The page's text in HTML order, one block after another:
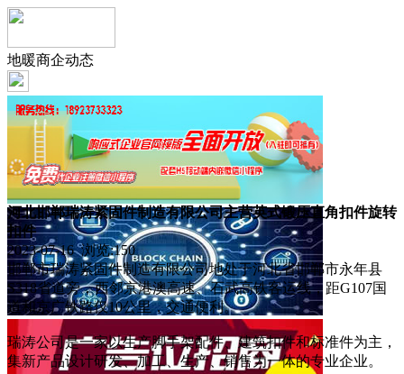
地暖商企动态
河北邯郸瑞涛紧固件制造有限公司主营英式锻压直角扣件旋转
扣件
2023-07-16 浏览:150
邯郸市瑞涛紧固件制造有限公司地处于河北省邯郸市永年县
S318省道旁，西邻京港澳高速、石武高铁客运线，距G107国
道和京广铁路仅10公里，交通便利。
瑞涛公司是一家以生产脚手架配件、建筑扣件和标准件为主，
集新产品设计研发、加工、生产、销售为一体的专业企业。